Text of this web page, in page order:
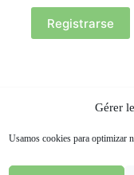
Gérer
Usamos cookies para optimizar
Registrarse